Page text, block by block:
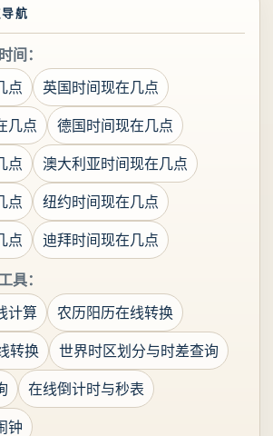
航
间：
点
英国时间现在几点
几点
德国时间现在几点
点
澳大利亚时间现在几点
点
纽约时间现在几点
点
迪拜时间现在几点
具：
计算
农历阳历在线转换
转换
世界时区划分与时差查询
在线倒计时与秒表
钟